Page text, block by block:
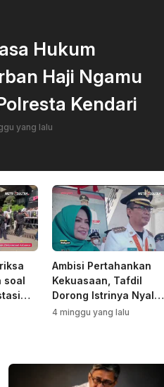
Hukum
Haji Ngamu
Kendari
yang lalu
soal
Ambisi Pertahankan
Kekuasaan, Tafdil
Dorong Istrinya Nyalon
Bupati Bombana
4 minggu yang lalu